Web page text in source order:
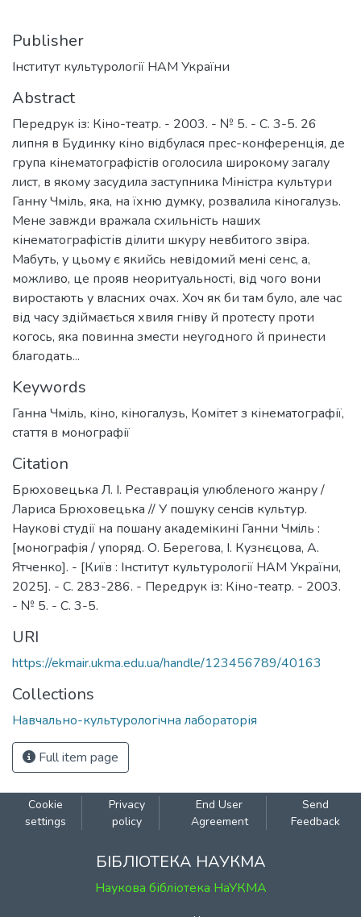
Publisher
Інститут культурології НАМ України
Abstract
Передрук із: Кіно-театр. - 2003. - № 5. - С. 3-5. 26
липня в Будинку кіно відбулася прес-конференція, де
група кінематографістів оголосила широкому загалу
лист, в якому засудила заступника Міністра культури
Ганну Чміль, яка, на їхню думку, розвалила кіногалузь.
Мене завжди вражала схильність наших
кінематографістів ділити шкуру невбитого звіра.
Мабуть, у цьому є якийсь невідомий мені сенс, а,
можливо, це прояв неоритуальності, від чого вони
виростають у власних очах. Хоч як би там було, але час
від часу здіймається хвиля гніву й протесту проти
когось, яка повинна змести неугодного й принести
благодать...
Keywords
Ганна Чміль, кіно, кіногалузь, Комітет з кінематографії,
стаття в монографії
Citation
Брюховецька Л. І. Реставрація улюбленого жанру /
Лариса Брюховецька // У пошуку сенсiв культур.
Наукові студії на пошану академікині Ганни Чмiль :
[монографія / упоряд. О. Берегова, І. Кузнєцова, А.
Ятченко]. - [Київ : Інститут культурології НАМ України,
2025]. - С. 283-286. - Передрук із: Кіно-театр. - 2003.
- № 5. - С. 3-5.
URI
https://ekmair.ukma.edu.ua/handle/123456789/40163
Collections
Навчально-культурологічна лабораторія
Full item page
Cookie
settings
Privacy
policy
End User
Agreement
Send
Feedback
БІБЛІОТЕКА НАУКМА
Наукова бібліотека НаУКМА